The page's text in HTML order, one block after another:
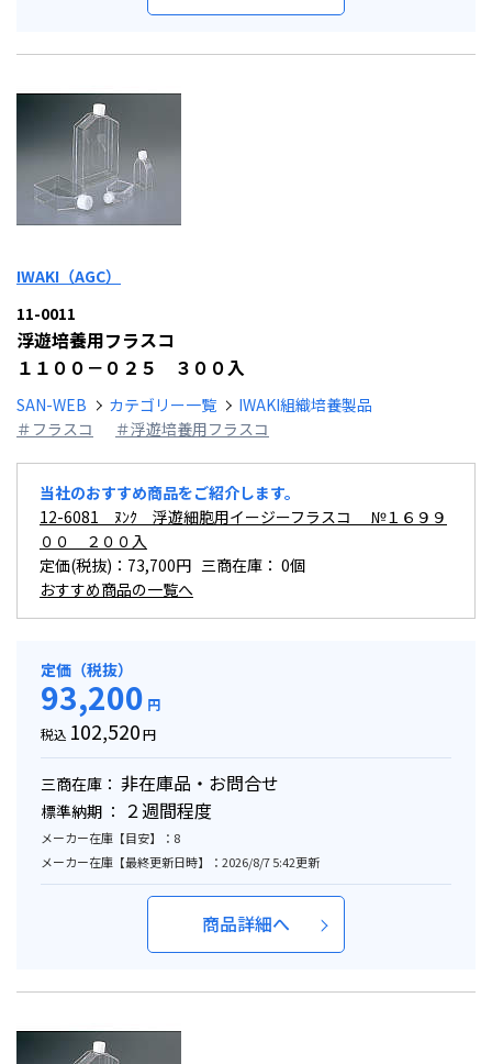
IWAKI（AGC）
11-0011
浮遊培養用フラスコ
１１００－０２５ ３００入
SAN-WEB カテゴリー一覧
IWAKI組織培養製品
＃フラスコ
＃浮遊培養用フラスコ
当社のおすすめ商品をご紹介します。
12-6081 ﾇﾝｸ 浮遊細胞用イージーフラスコ №１６９９
００ ２００入
定価(税抜)：73,700円 三商在庫： 0個
おすすめ商品の一覧へ
定価（税抜）
93,200 円
税込 102,520円
三商在庫： 非在庫品・お問合せ
標準納期 ： ２週間程度
メーカー在庫【目安】：8
メーカー在庫【最終更新日時】：2026/8/7 5:42更新
商品詳細へ